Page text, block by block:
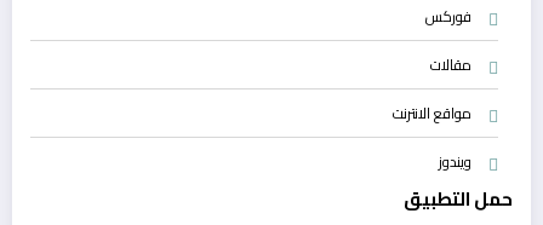
فوركس
مقالات
مواقع الانترنت
ويندوز
حمل التطبيق